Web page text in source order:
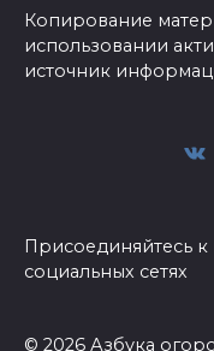
Копирование
использовании
источник
Присоединяйтесь к
социальных сетях
© 2026 Азбука